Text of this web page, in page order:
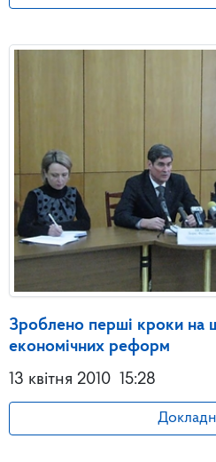
Зроблено перші кроки на
економічних реформ
13 квітня 2010 15:28